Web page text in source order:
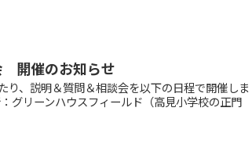
開催のお知らせ
、説明＆質問＆相談会を以下の日程で開催しま
グリーンハウスフィールド（高見小学校の正門